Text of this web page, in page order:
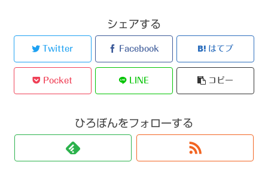
シェアする
Twitter Facebook はてブ
Pocket LINE コピー
ひろぼんをフォローする